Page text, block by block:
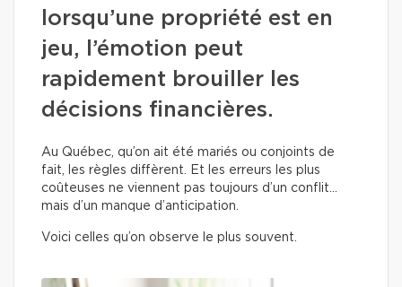
lorsqu’une propriété est en
jeu, l’émotion peut
rapidement brouiller les
décisions financières.
Au Québec, qu’on ait été mariés ou conjoints de
fait, les règles diffèrent. Et les erreurs les plus
coûteuses ne viennent pas toujours d’un conflit…
mais d’un manque d’anticipation.
Voici celles qu’on observe le plus souvent.